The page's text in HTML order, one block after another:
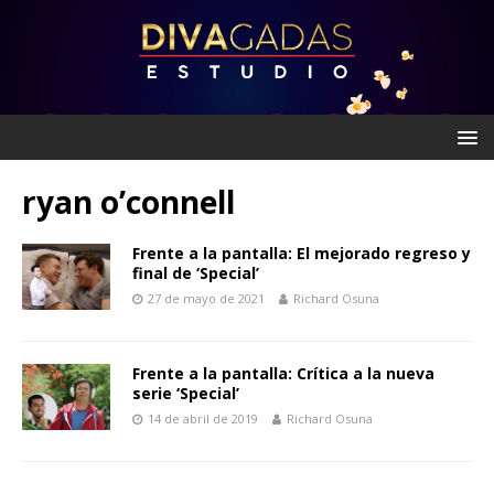
ryan o’connell
Frente a la pantalla: El mejorado regreso y
final de ‘Special’
27 de mayo de 2021 Richard Osuna
Frente a la pantalla: Crítica a la nueva
serie ‘Special’
14 de abril de 2019 Richard Osuna